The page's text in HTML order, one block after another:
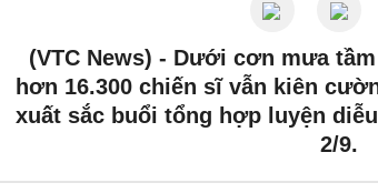
(VTC News) - Dưới cơn mưa
hơn 16.300 chiến sĩ vẫn kiên
xuất sắc buổi tổng hợp luyện
2/9.